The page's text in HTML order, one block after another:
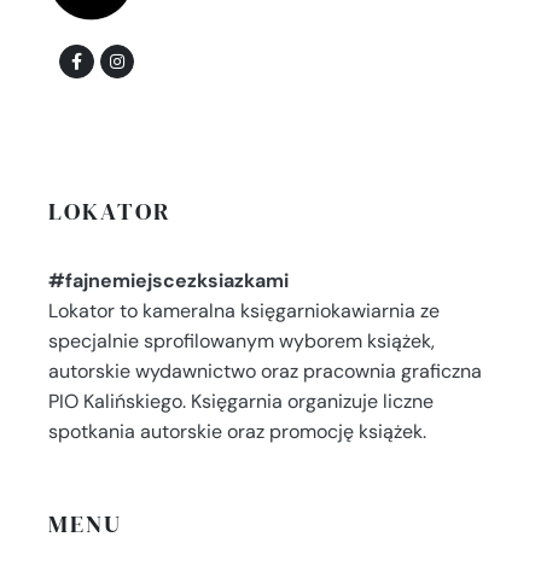
LOKATOR
#fajnemiejscezksiazkami
Lokator to kameralna księgarniokawiarnia ze
specjalnie sprofilowanym wyborem książek,
autorskie wydawnictwo oraz pracownia graficzna
PIO Kalińskiego. Księgarnia organizuje liczne
spotkania autorskie oraz promocję książek.
MENU